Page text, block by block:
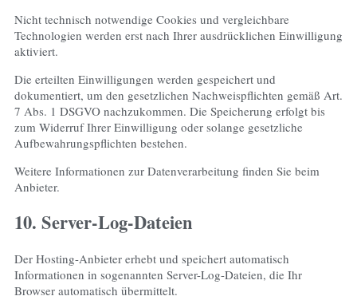
Nicht technisch notwendige Cookies und vergleichbare
Technologien werden erst nach Ihrer ausdrücklichen Einwilligung
aktiviert.
Die erteilten Einwilligungen werden gespeichert und
dokumentiert, um den gesetzlichen Nachweispflichten gemäß Art.
7 Abs. 1 DSGVO nachzukommen. Die Speicherung erfolgt bis
zum Widerruf Ihrer Einwilligung oder solange gesetzliche
Aufbewahrungspflichten bestehen.
Weitere Informationen zur Datenverarbeitung finden Sie beim
Anbieter.
10. Server-Log-Dateien
Der Hosting-Anbieter erhebt und speichert automatisch
Informationen in sogenannten Server-Log-Dateien, die Ihr
Browser automatisch übermittelt.